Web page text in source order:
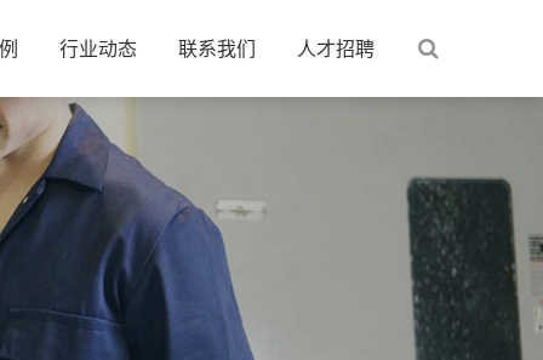
行业动态 联系我们 人才招聘